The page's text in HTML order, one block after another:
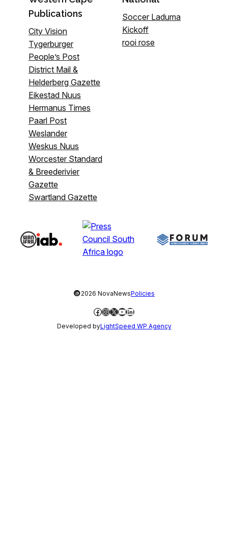
Publications
City Vision
Tygerburger
People’s Post
District Mail &
Helderberg Gazette
Eikestad Nuus
Hermanus Times
Paarl Post
Weslander
Weskus Nuus
Worcester Standard
& Breederivier
Gazette
Swartland Gazette
Soccer Laduma
Kickoff
rooi rose
©2026 NovaNewsPolicies
Facebook
Instagram
X YouTube
LinkedIn
Developed byLightSpeed WP Agency